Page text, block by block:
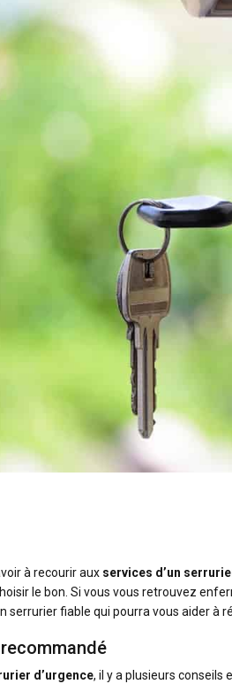
à recourir aux services d’un
le bon. Si vous vous retrouvez
serrurier fiable qui pourra vous aider
d’urgence, il y a plusieurs conseils